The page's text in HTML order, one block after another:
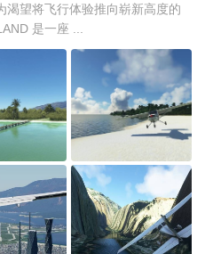
渴望将飞行体验推向崭新高度的
是一座 ...